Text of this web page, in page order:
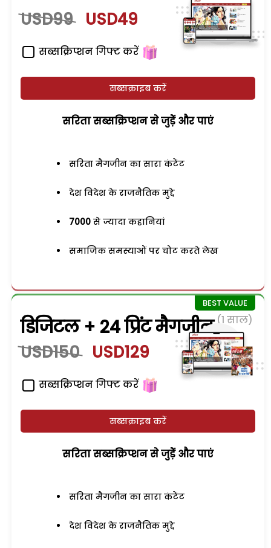
USD99 USD49
सब्सक्रिप्शन गिफ्ट करें
सब्सक्राइब करें
सरिता सब्सक्रिप्शन से जुड़ेें और पाएं
सरिता मैगजीन का सारा कंटेंट
देश विदेश के राजनैतिक मुद्दे
7000 से ज्यादा कहानियां
समाजिक समस्याओं पर चोट करते लेख
डिजिटल + 24 प्रिंट मैगजीन (1 साल)
USD150 USD129
सब्सक्रिप्शन गिफ्ट करें
सब्सक्राइब करें
सरिता सब्सक्रिप्शन से जुड़ेें और पाएं
सरिता मैगजीन का सारा कंटेंट
देश विदेश के राजनैतिक मुद्दे